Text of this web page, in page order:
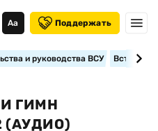
Аа Поддержать
и руководства ВСУ
ГИМН
(АУДИО)